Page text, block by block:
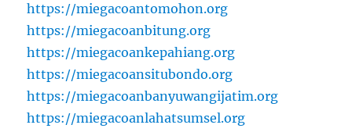
https://miegacoantomohon.org
https://miegacoanbitung.org
https://miegacoankepahiang.org
https://miegacoansitubondo.org
https://miegacoanbanyuwangijatim.org
https://miegacoanlahatsumsel.org